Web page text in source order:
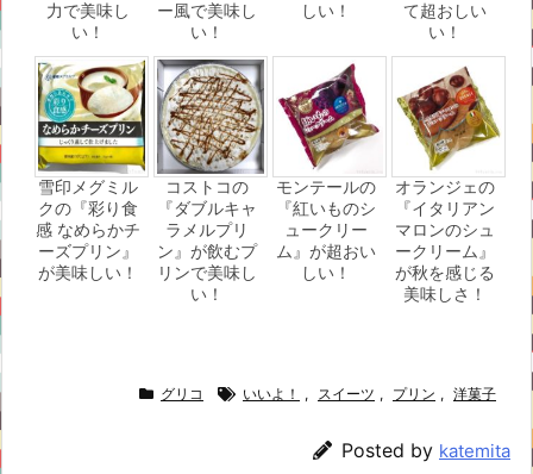
力で美味し
い！
ー風で美味し
い！
しい！
て超おしい
い！
雪印メグミル
クの『彩り食
感 なめらかチ
ーズプリン』
が美味しい！
コストコの
『ダブルキャ
ラメルプリ
ン』が飲むプ
リンで美味し
い！
モンテールの
『紅いものシ
ュークリー
ム』が超おい
しい！
オランジェの
『イタリアン
マロンのシュ
ークリーム』
が秋を感じる
美味しさ！
グリコ いいよ！ , スイーツ , プリン , 洋菓子
Posted by katemita